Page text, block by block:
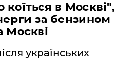
в Москві",
за бензином
Москві
українських